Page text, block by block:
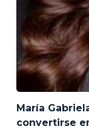
María
convertirse